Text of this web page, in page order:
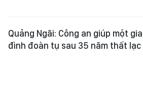
Quảng Ngãi: Công an giúp một gia
đình đoàn tụ sau 35 năm thất lạc